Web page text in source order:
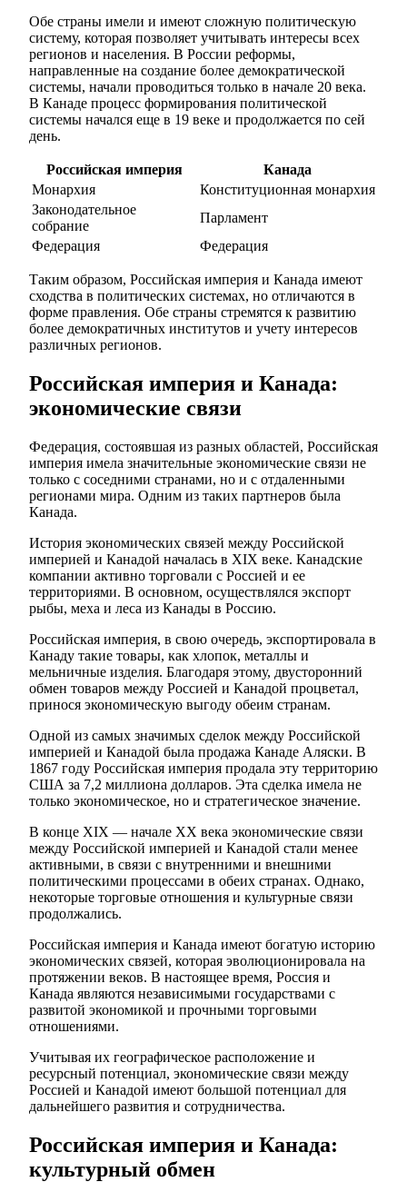
Обе страны имели и имеют сложную политическую
систему, которая позволяет учитывать интересы всех
регионов и населения. В России реформы,
направленные на создание более демократической
системы, начали проводиться только в начале 20 века.
В Канаде процесс формирования политической
системы начался еще в 19 веке и продолжается по сей
день.
Российская империя
Канада
Монархия
Конституционная монархия
Законодательное
собрание
Парламент
Федерация
Федерация
Таким образом, Российская империя и Канада имеют
сходства в политических системах, но отличаются в
форме правления. Обе страны стремятся к развитию
более демократичных институтов и учету интересов
различных регионов.
Российская империя и Канада:
экономические связи
Федерация, состоявшая из разных областей, Российская
империя имела значительные экономические связи не
только с соседними странами, но и с отдаленными
регионами мира. Одним из таких партнеров была
Канада.
История экономических связей между Российской
империей и Канадой началась в XIX веке. Канадские
компании активно торговали с Россией и ее
территориями. В основном, осуществлялся экспорт
рыбы, меха и леса из Канады в Россию.
Российская империя, в свою очередь, экспортировала в
Канаду такие товары, как хлопок, металлы и
мельничные изделия. Благодаря этому, двусторонний
обмен товаров между Россией и Канадой процветал,
принося экономическую выгоду обеим странам.
Одной из самых значимых сделок между Российской
империей и Канадой была продажа Канаде Аляски. В
1867 году Российская империя продала эту территорию
США за 7,2 миллиона долларов. Эта сделка имела не
только экономическое, но и стратегическое значение.
В конце XIX — начале XX века экономические связи
между Российской империей и Канадой стали менее
активными, в связи с внутренними и внешними
политическими процессами в обеих странах. Однако,
некоторые торговые отношения и культурные связи
продолжались.
Российская империя и Канада имеют богатую историю
экономических связей, которая эволюционировала на
протяжении веков. В настоящее время, Россия и
Канада являются независимыми государствами с
развитой экономикой и прочными торговыми
отношениями.
Учитывая их географическое расположение и
ресурсный потенциал, экономические связи между
Россией и Канадой имеют большой потенциал для
дальнейшего развития и сотрудничества.
Российская империя и Канада:
культурный обмен